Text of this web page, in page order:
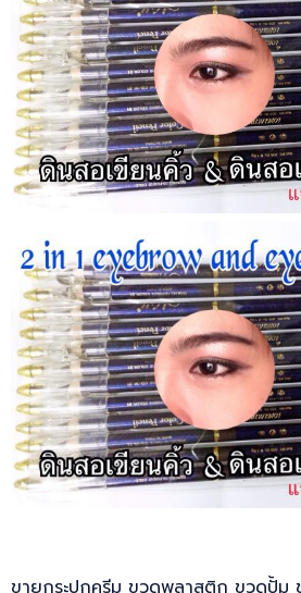
ขายกระปุกครีม ขวดพลาสติก ขวดปั้ม